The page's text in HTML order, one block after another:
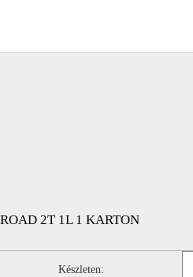
2T 1L 1 KARTON
Készleten: